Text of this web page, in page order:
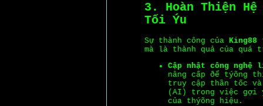
3. Hoàn Thiện Hệ
Tối Ýu
Sự thành công của King88
mà là thành quả của quá
Cập nhật công
nâng cấp ðể týõng
truy cập thần tốc
(AI) trong việc gợi
của thýõng hiệu.